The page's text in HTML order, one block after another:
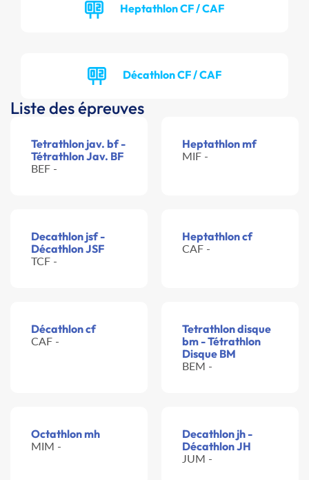
Heptathlon CF / CAF
Décathlon CF / CAF
Liste des épreuves
Tetrathlon jav. bf -
Tétrathlon Jav. BF
BEF -
Heptathlon mf
MIF -
Decathlon jsf -
Décathlon JSF
TCF -
Heptathlon cf
CAF -
Décathlon cf
CAF -
Tetrathlon disque
bm - Tétrathlon
Disque BM
BEM -
Octathlon mh
MIM -
Decathlon jh -
Décathlon JH
JUM -